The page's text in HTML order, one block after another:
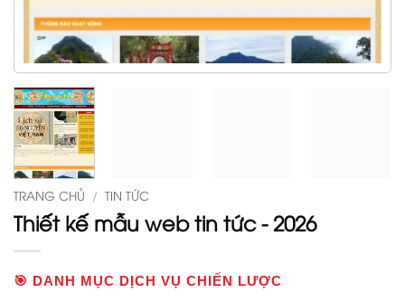
TRANG CHỦ / TIN TỨC
Thiết kế mẫu web tin tức - 2026
🎯 DANH MỤC DỊCH VỤ CHIẾN LƯỢC